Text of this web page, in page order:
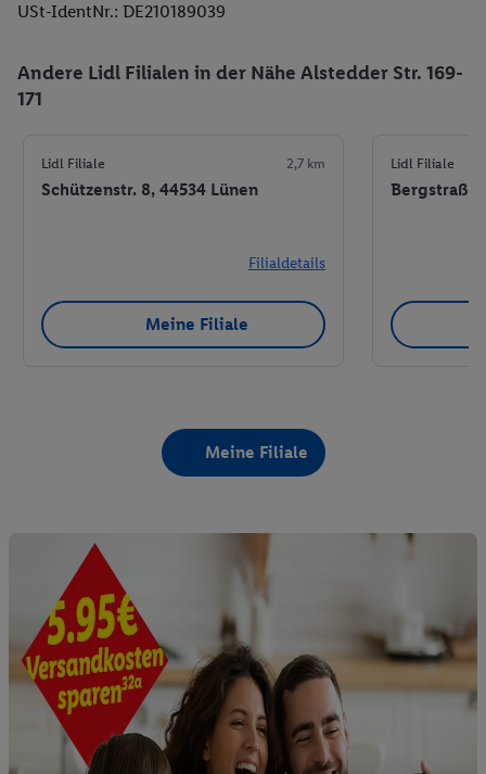
USt-IdentNr.: DE210189039
Andere Lidl Filialen in der Nähe Alstedder Str. 169-
171
Lidl Filiale 2,7 km
Schützenstr. 8, 44534 Lünen
Filialdetails
Meine Filiale
Lidl Filiale
Bergstraße
Meine Filiale